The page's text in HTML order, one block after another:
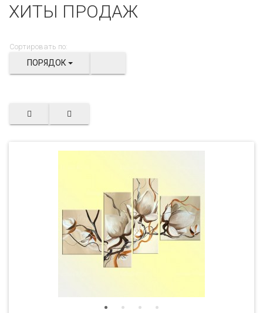
ХИТЫ ПРОДАЖ
Сортировать по:
ПОРЯДОК